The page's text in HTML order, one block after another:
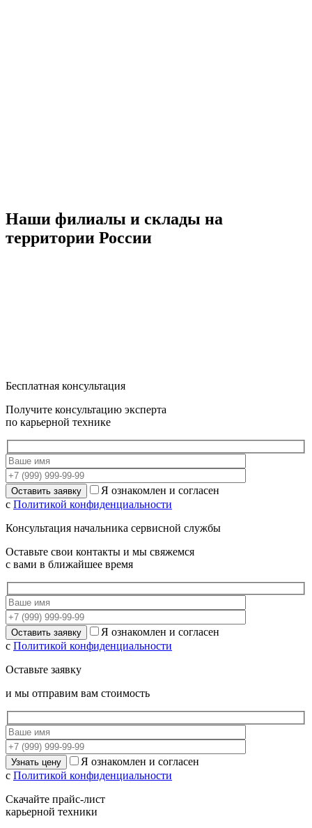
Наши филиалы и склады на
территории России
Бесплатная консультация
Получите консультацию эксперта
по карьерной технике
Я ознакомлен и согласен
с Политикой конфиденциальности
Консультация начальника сервисной службы
Оставьте свои контакты и мы свяжемся
с вами в ближайшее время
Я ознакомлен и согласен
с Политикой конфиденциальности
Оставьте заявку
и мы отправим вам стоимость
Я ознакомлен и согласен
с Политикой конфиденциальности
Скачайте прайс-лист
карьерной техники